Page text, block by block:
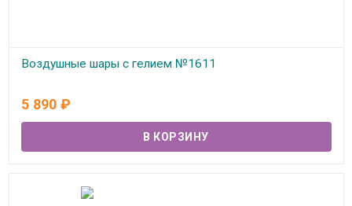
Воздушные шары с гелием №1611
5 890 ₽